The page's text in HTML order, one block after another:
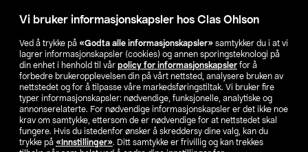
Vi bruker informasjonskapsler hos Clas Ohlson
Ved å trykke på «Godta alle informasjonskapsler» samtykker du i at vi
lagrer informasjonskapsler (cookies) og annen sporingsteknologi på
din enhet i henhold til vår policy for informasjonskapsler for å
forbedre brukeropplevelsen din på vårt nettsted, analysere bruken av
nettstedet og for å tilpasse våre markedsføringstiltak. Vi bruker fire
typer informasjonskapsler: nødvendige, funksjonelle, analytiske og
annonserelaterte. For nødvendige informasjonskapsler er det ikke noe
krav om samtykke, ettersom de er nødvendige for at nettstedet skal
fungere. Hvis du istedenfor ønsker å skreddersy dine valg, kan du
trykke på «Innstillinger». Ditt samtykke er frivillig og kan trekkes
Våre selskaper
Finn din butikk
SE NO FI